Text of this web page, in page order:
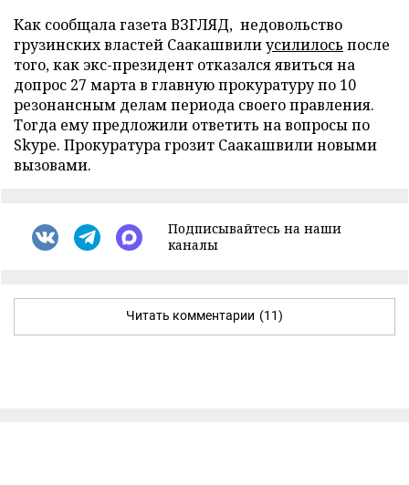
Как сообщала газета ВЗГЛЯД, недовольство
грузинских властей Саакашвилиусилилось после
того, как экс-президент отказался явиться на
допрос 27 марта в главную прокуратуру по 10
резонансным делам периода своего правления.
Тогда ему предложили ответить на вопросы по
Skype. Прокуратура грозит Саакашвили новыми
вызовами.
Подписывайтесь на наши
каналы
Читать комментарии (11)